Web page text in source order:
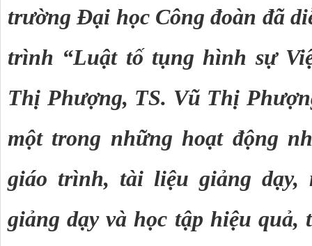
trường Đại học Công đoàn đã
trình “Luật tố tụng hình sự
Thị Phượng, TS. Vũ Thị
một trong những hoạt động
giáo trình, tài liệu giảng dạy,
giảng dạy và học tập hiệu